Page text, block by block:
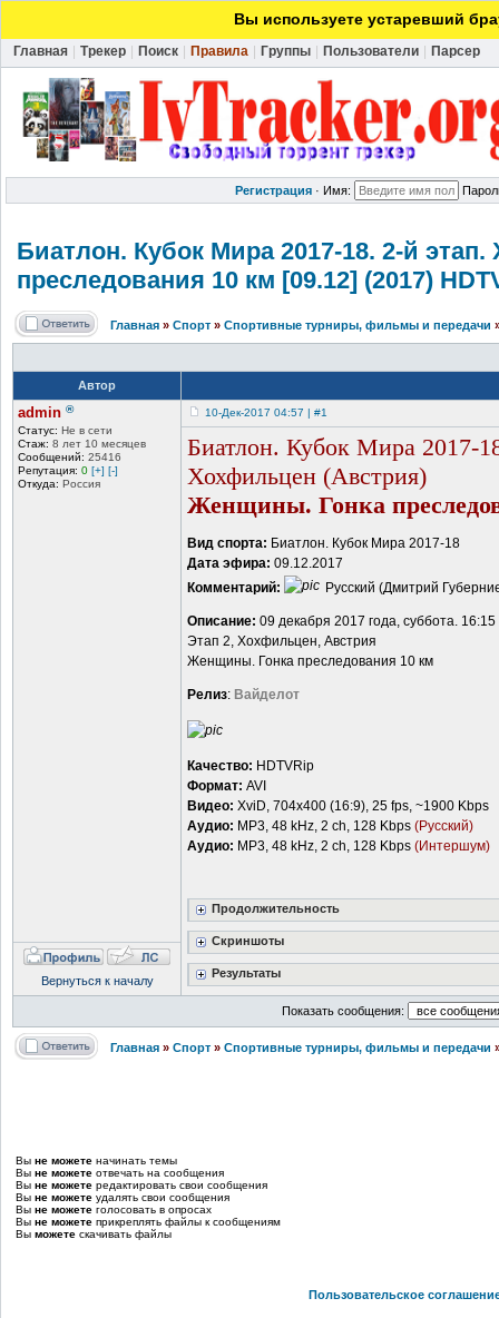
Вы используете устаревший
Главная Трекер Поиск Правила Группы Пользователи Парсер
Регистрация · Имя:
Биатлон. Кубок Мира 2017-18. 2-й
преследования 10 км [09.12] (2017)
Главная » Спорт » Спортивные турниры, фильмы и передачи
Автор
admin ®
Статус: Не в сети
Стаж: 8 лет 10 месяцев
Сообщений: 25416
Репутация: 0 [+] [-]
Откуда: Россия
10-Дек-2017 04:57 | #1
Биатлон. Кубок Мира 2017-
Хохфильцен (Австрия)
Женщины. Гонка
Вид спорта: Биатлон. Кубок Мира 2017-18
Дата эфира: 09.12.2017
Комментарий:
Русский (Дмитрий
Описание: 09 декабря 2017 года, суббота.
Этап 2, Хохфильцен, Австрия
Женщины. Гонка преследования 10 км
Релиз: Вайделот
Качество: HDTVRip
Формат: AVI
Видео: XviD, 704x400 (16:9), 25 fps, ~1900 Kbps
Аудио: MP3, 48 kHz, 2 ch, 128 Kbps (Русский)
Аудио: MP3, 48 kHz, 2 ch, 128 Kbps (Интершум)
Продолжительность
Скриншоты
Результаты
Вернуться к началу
Показать сообщения:
Главная » Спорт » Спортивные турниры, фильмы и передачи
Вы не можете начинать темы
Вы не можете отвечать на сообщения
Вы не можете редактировать свои сообщения
Вы не можете удалять свои сообщения
Вы не можете голосовать в опросах
Вы не можете прикреплять файлы к сообщениям
Вы можете скачивать файлы
Пользовательское